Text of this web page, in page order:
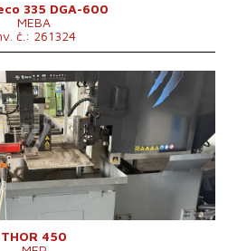
335 DGA-600
MEBA
č.: 261324
2022
450 mm
3050 x 1340 x 2050 mm
3000 kg
7,5 kW
20-100 m/min
ne
THOR 450